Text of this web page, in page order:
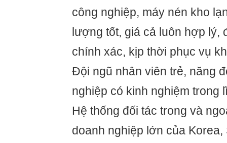
công nghiệp, máy nén kho
lượng tốt, giá cả luôn hợp lý,
chính xác, kịp thời phục vụ
Đội ngũ nhân viên trẻ, năng
nghiệp có kinh nghiệm trong
Hệ thống đối tác trong và
doanh nghiệp lớn của Korea,